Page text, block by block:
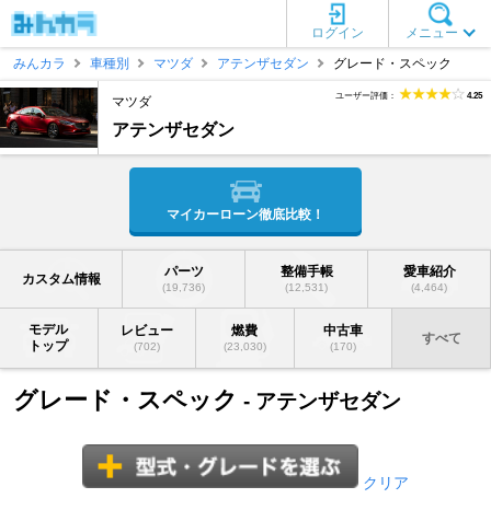
メニュー
ログイン
みんカラ
車種別 マツダ アテンザセダン グレード・スペック
マツダ
アテンザセダン
ユーザー評価： 4.25
マイカーローン徹底比較！
カスタム情報 パーツ
(19,736)
整備手帳
(12,531)
愛車紹介
(4,464)
モデル
トップ
レビュー
(702)
燃費
(23,030)
中古車
(170)
すべて
グレード・スペック - アテンザセダン
クリア